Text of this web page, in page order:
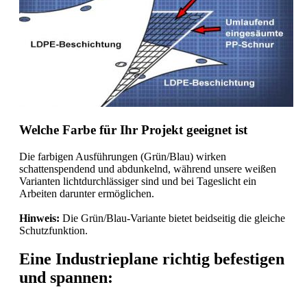
Welche Farbe für Ihr Projekt geeignet ist
Die farbigen Ausführungen (Grün/Blau) wirken
schattenspendend und abdunkelnd, während unsere weißen
Varianten lichtdurchlässiger sind und bei Tageslicht ein
Arbeiten darunter ermöglichen.
Hinweis: Die Grün/Blau-Variante bietet beidseitig die gleiche
Schutzfunktion.
Eine Industrieplane richtig befestigen
und spannen: